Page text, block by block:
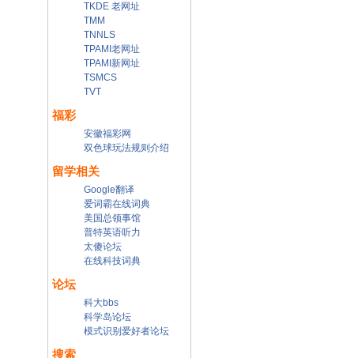
TKDE 老网址
TMM
TNNLS
TPAMI老网址
TPAMI新网址
TSMCS
TVT
福彩
安徽福彩网
双色球玩法规则介绍
留学相关
Google翻译
爱词霸在线词典
美国总领事馆
普特英语听力
太傻论坛
在线科技词典
论坛
科大bbs
科学岛论坛
模式识别爱好者论坛
搜索